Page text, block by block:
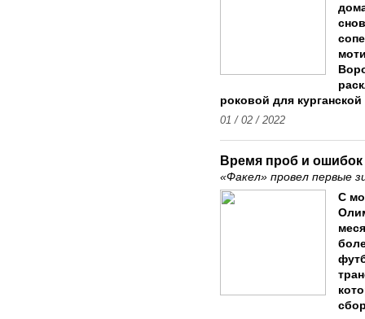
роковой для
01 / 02 / 2022
Время проб и ошибок
«Факел» провел первые
С